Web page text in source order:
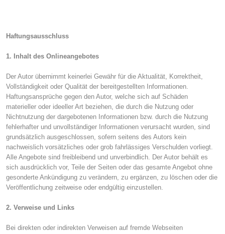
Haftungsausschluss
1. Inhalt des Onlineangebotes
Der Autor übernimmt keinerlei Gewähr für die Aktualität, Korrektheit,
Vollständigkeit oder Qualität der bereitgestellten Informationen.
Haftungsansprüche gegen den Autor, welche sich auf Schäden
materieller oder ideeller Art beziehen, die durch die Nutzung oder
Nichtnutzung der dargebotenen Informationen bzw. durch die Nutzung
fehlerhafter und unvollständiger Informationen verursacht wurden, sind
grundsätzlich ausgeschlossen, sofern seitens des Autors kein
nachweislich vorsätzliches oder grob fahrlässiges Verschulden vorliegt.
Alle Angebote sind freibleibend und unverbindlich. Der Autor behält es
sich ausdrücklich vor, Teile der Seiten oder das gesamte Angebot ohne
gesonderte Ankündigung zu verändern, zu ergänzen, zu löschen oder die
Veröffentlichung zeitweise oder endgültig einzustellen.
2. Verweise und Links
Bei direkten oder indirekten Verweisen auf fremde Webseiten